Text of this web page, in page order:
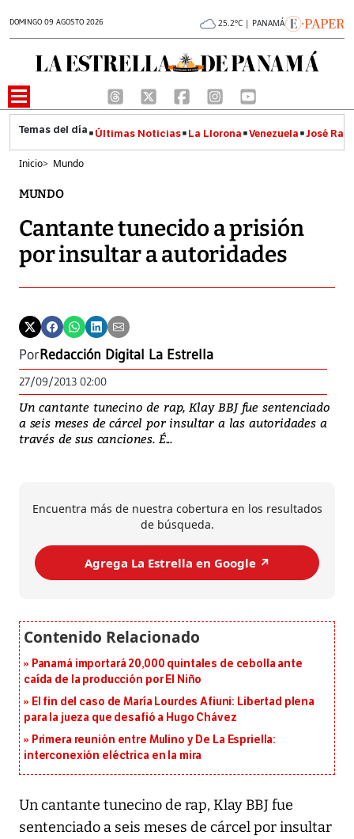
DOMINGO 09 AGOSTO 2026 25.2°C | PANAMÁ
Últimas Noticias La Llorona Venezuela José
Inicio> Mundo
MUNDO
Cantante tunecido a prisión
por insultar a autoridades
PorRedacción Digital La Estrella
27/09/2013 02:00
Un cantante tunecino de rap, Klay BBJ fue sentenciado
a seis meses de cárcel por insultar a las autoridades a
través de sus canciones. É...
Encuentra más de nuestra cobertura en los resultados
de búsqueda.
Agrega La Estrella en Google ↗️
Panamá importará 20,000 quintales de cebolla ante
caída de la producción por El Niño
El fin del caso de María Lourdes Afiuni: Libertad plena
para la jueza que desafió a Hugo Chávez
Primera reunión entre Mulino y De La Espriella:
interconexión eléctrica en la mira
Un cantante tunecino de rap, Klay BBJ fue
sentenciado a seis meses de cárcel por insultar